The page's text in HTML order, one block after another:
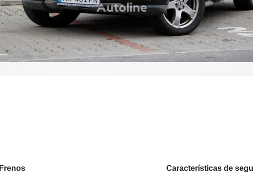
Frenos Características de